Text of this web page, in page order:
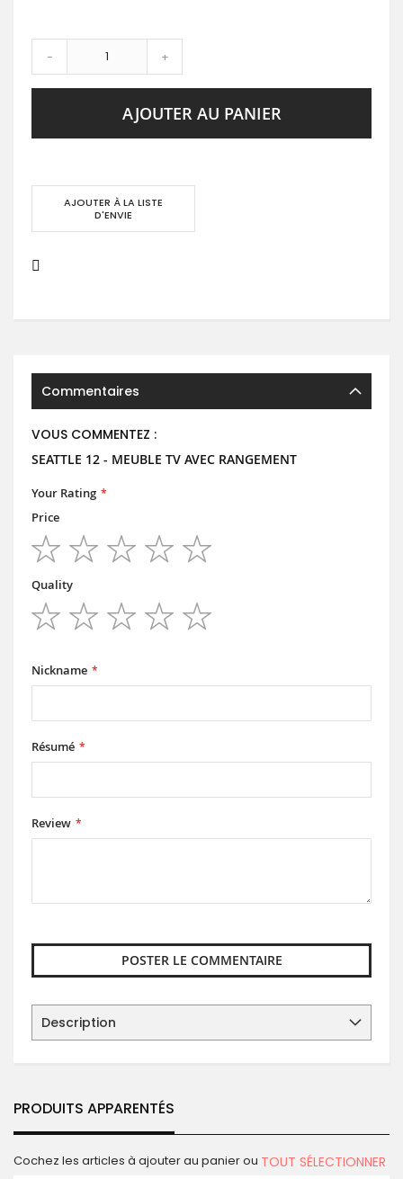
- +
AJOUTER AU PANIER
AJOUTER À LA LISTE
D'ENVIE
Commentaires
VOUS COMMENTEZ :
SEATTLE 12 - MEUBLE TV AVEC RANGEMENT
Your Rating
Price
star
stars
stars
stars
stars
Quality
Nickname
Résumé
Review
POSTER LE COMMENTAIRE
Description
PRODUITS APPARENTÉS
Cochez les articles à ajouter au panier ou TOUT SÉLECTIONNER